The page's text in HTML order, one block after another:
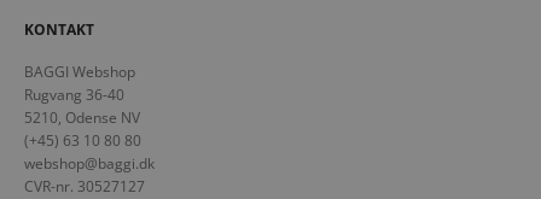
KONTAKT
BAGGI Webshop
Rugvang 36-40
5210, Odense NV
(+45) 63 10 80 80
webshop@baggi.dk
CVR-nr. 30527127